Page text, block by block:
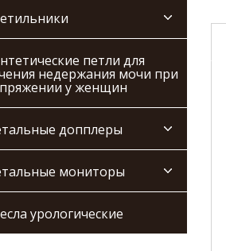
петли для
недержания мочи при
у женщин
допплеры
мониторы
урологические